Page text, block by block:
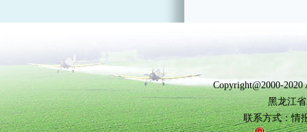
Copyright@2000-
黑龙江
联系方式：情